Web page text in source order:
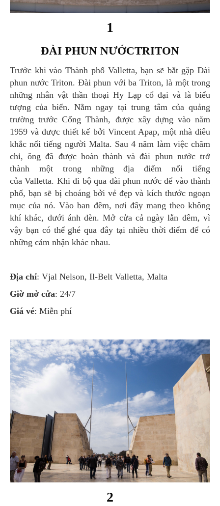
1
ĐÀI PHUN NƯỚCTRITON
Trước khi vào Thành phố Valletta, bạn sẽ bắt gặp Đài
phun nước Triton. Đài phun với ba Triton, là một trong
những nhân vật thần thoại Hy Lạp cổ đại và là biểu
tượng của biển. Nằm ngay tại trung tâm của quảng
trường trước Cổng Thành, được xây dựng vào năm
1959 và được thiết kế bởi Vincent Apap, một nhà điêu
khắc nổi tiếng người Malta. Sau 4 năm làm việc chăm
chỉ, ông đã được hoàn thành và đài phun nước trở
thành một trong những địa điểm nổi tiếng
của Valletta. Khi đi bộ qua đài phun nước để vào thành
phố, bạn sẽ bị choáng bởi vẻ đẹp và kích thước ngoạn
mục của nó. Vào ban đêm, nơi đây mang theo không
khí khác, dưới ánh đèn. Mở cửa cả ngày lẫn đêm, vì
vậy bạn có thể ghé qua đây tại nhiều thời điểm để có
những cảm nhận khác nhau.
Địa chỉ: Vjal Nelson, Il-Belt Valletta, Malta
Giờ mở cửa: 24/7
Giá vé: Miễn phí
2